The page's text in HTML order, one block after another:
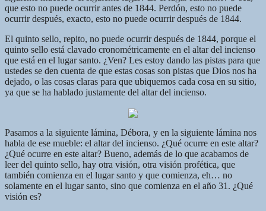
que esto no puede ocurrir antes de 1844. Perdón, esto no puede
ocurrir después, exacto, esto no puede ocurrir después de 1844.
El quinto sello, repito, no puede ocurrir después de 1844, porque el
quinto sello está clavado cronométricamente en el altar del incienso
que está en el lugar santo. ¿Ven? Les estoy dando las pistas para que
ustedes se den cuenta de que estas cosas son pistas que Dios nos ha
dejado, o las cosas claras para que ubiquemos cada cosa en su sitio,
ya que se ha hablado justamente del altar del incienso.
Pasamos a la siguiente lámina, Débora, y en la siguiente lámina nos
habla de ese mueble: el altar del incienso. ¿Qué ocurre en este altar?
¿Qué ocurre en este altar? Bueno, además de lo que acabamos de
leer del quinto sello, hay otra visión, otra visión profética, que
también comienza en el lugar santo y que comienza, eh… no
solamente en el lugar santo, sino que comienza en el año 31. ¿Qué
visión es?